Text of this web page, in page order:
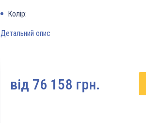
Колір:
Детальний опис
вiд 76 158 грн.